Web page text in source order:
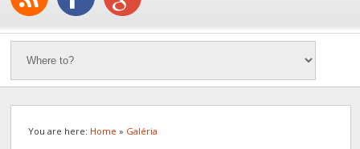
You are here: Home » Galéria